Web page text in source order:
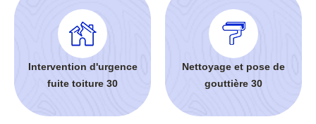
Intervention d'urgence
fuite toiture 30
Nettoyage et pose de
gouttière 30